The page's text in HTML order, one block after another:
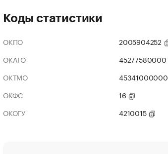
Коды статистики
ОКПО
2005904252
ОКАТО
45277580000
ОКТМО
45341000000
ОКФС
16
ОКОГУ
4210015